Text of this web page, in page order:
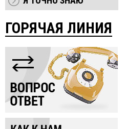
ГОРЯЧАЯ ЛИНИЯ